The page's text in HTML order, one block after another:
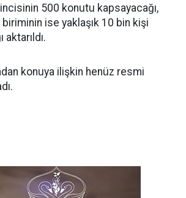
500 konutu kapsayacağı,
ise yaklaşık 10 bin kişi
konuya ilişkin henüz resmi